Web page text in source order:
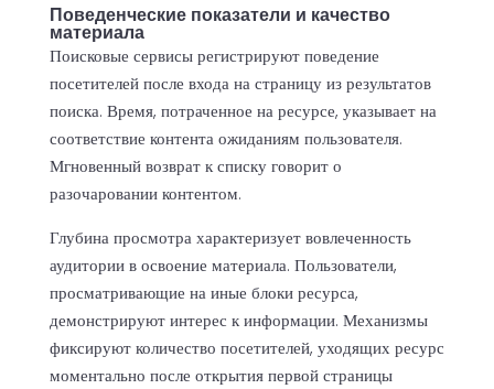
Поведенческие показатели и качество
материала
Поисковые сервисы регистрируют поведение
посетителей после входа на страницу из результатов
поиска. Время, потраченное на ресурсе, указывает на
соответствие контента ожиданиям пользователя.
Мгновенный возврат к списку говорит о
разочаровании контентом.
Глубина просмотра характеризует вовлеченность
аудитории в освоение материала. Пользователи,
просматривающие на иные блоки ресурса,
демонстрируют интерес к информации. Механизмы
фиксируют количество посетителей, уходящих ресурс
моментально после открытия первой страницы